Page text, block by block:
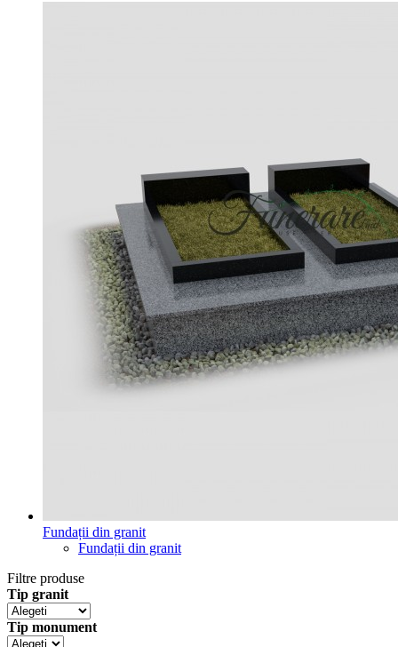
Fundații din granit
Fundații din granit
Filtre produse
Tip granit
Tip monument